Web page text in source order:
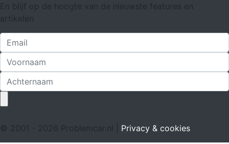
En blijf op de hoogte van de nieuwste features en
artikelen
© 2001 - 2026 Problemcar.nl | Privacy & cookies